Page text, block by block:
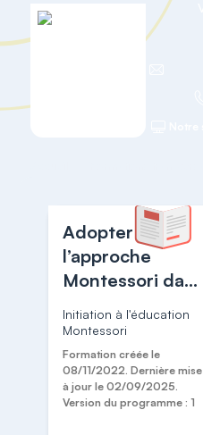
Adopter
l’approche
Montessori dans
sa pratique
professionnelle -
Initiation
Initiation à l'éducation
Montessori
Formation créée le
08/11/2022. Dernière mise
à jour le 02/09/2025.
Version du programme : 1